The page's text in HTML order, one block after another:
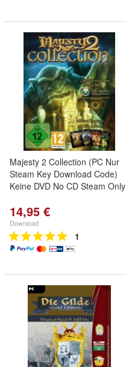
Majesty 2 Collection (PC Nur
Steam Key Download Code)
Keine DVD No CD Steam Only
14,95 €
Download
1